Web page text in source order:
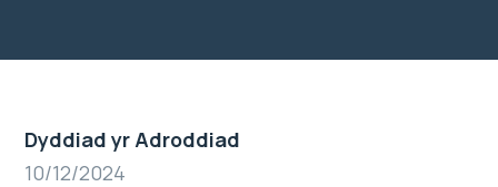
Dyddiad yr Adroddiad
10/12/2024